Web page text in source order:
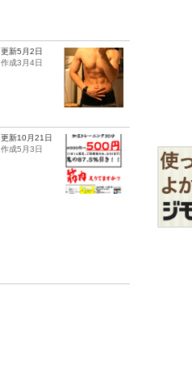
更新5月2日
作成3月4日
更新10月21日
作成5月3日